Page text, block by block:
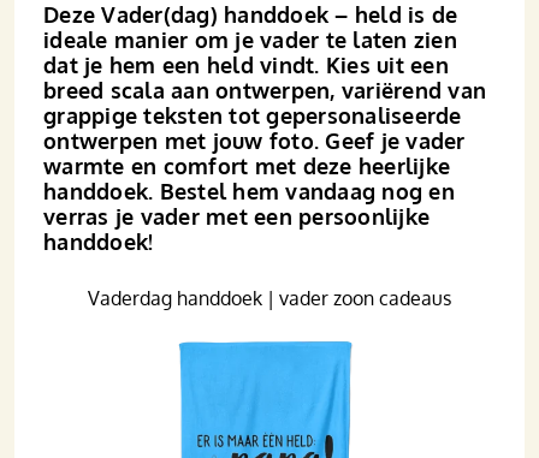
Deze Vader(dag) handdoek – held is de
ideale manier om je vader te laten zien
dat je hem een held vindt. Kies uit een
breed scala aan ontwerpen, variërend van
grappige teksten tot gepersonaliseerde
ontwerpen met jouw foto. Geef je vader
warmte en comfort met deze heerlijke
handdoek. Bestel hem vandaag nog en
verras je vader met een persoonlijke
handdoek!
Vaderdag handdoek | vader zoon cadeaus